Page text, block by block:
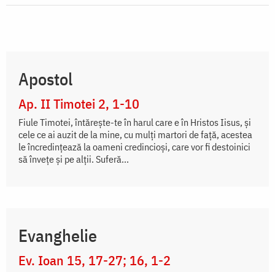
Apostol
Ap. II Timotei 2, 1-10
Fiule Timotei, întăreşte-te în harul care e în Hristos Iisus, şi
cele ce ai auzit de la mine, cu mulţi martori de faţă, acestea
le încredinţează la oameni credincioşi, care vor fi destoinici
să înveţe şi pe alţii. Suferă...
Evanghelie
Ev. Ioan 15, 17-27; 16, 1-2